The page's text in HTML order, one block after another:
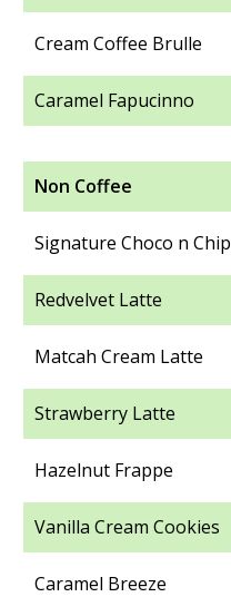
Cream Coffee Brulle
Caramel Fapucinno
Non Coffee
Signature Choco n Chip
Redvelvet Latte
Matcah Cream Latte
Strawberry Latte
Hazelnut Frappe
Vanilla Cream Cookies
Caramel Breeze